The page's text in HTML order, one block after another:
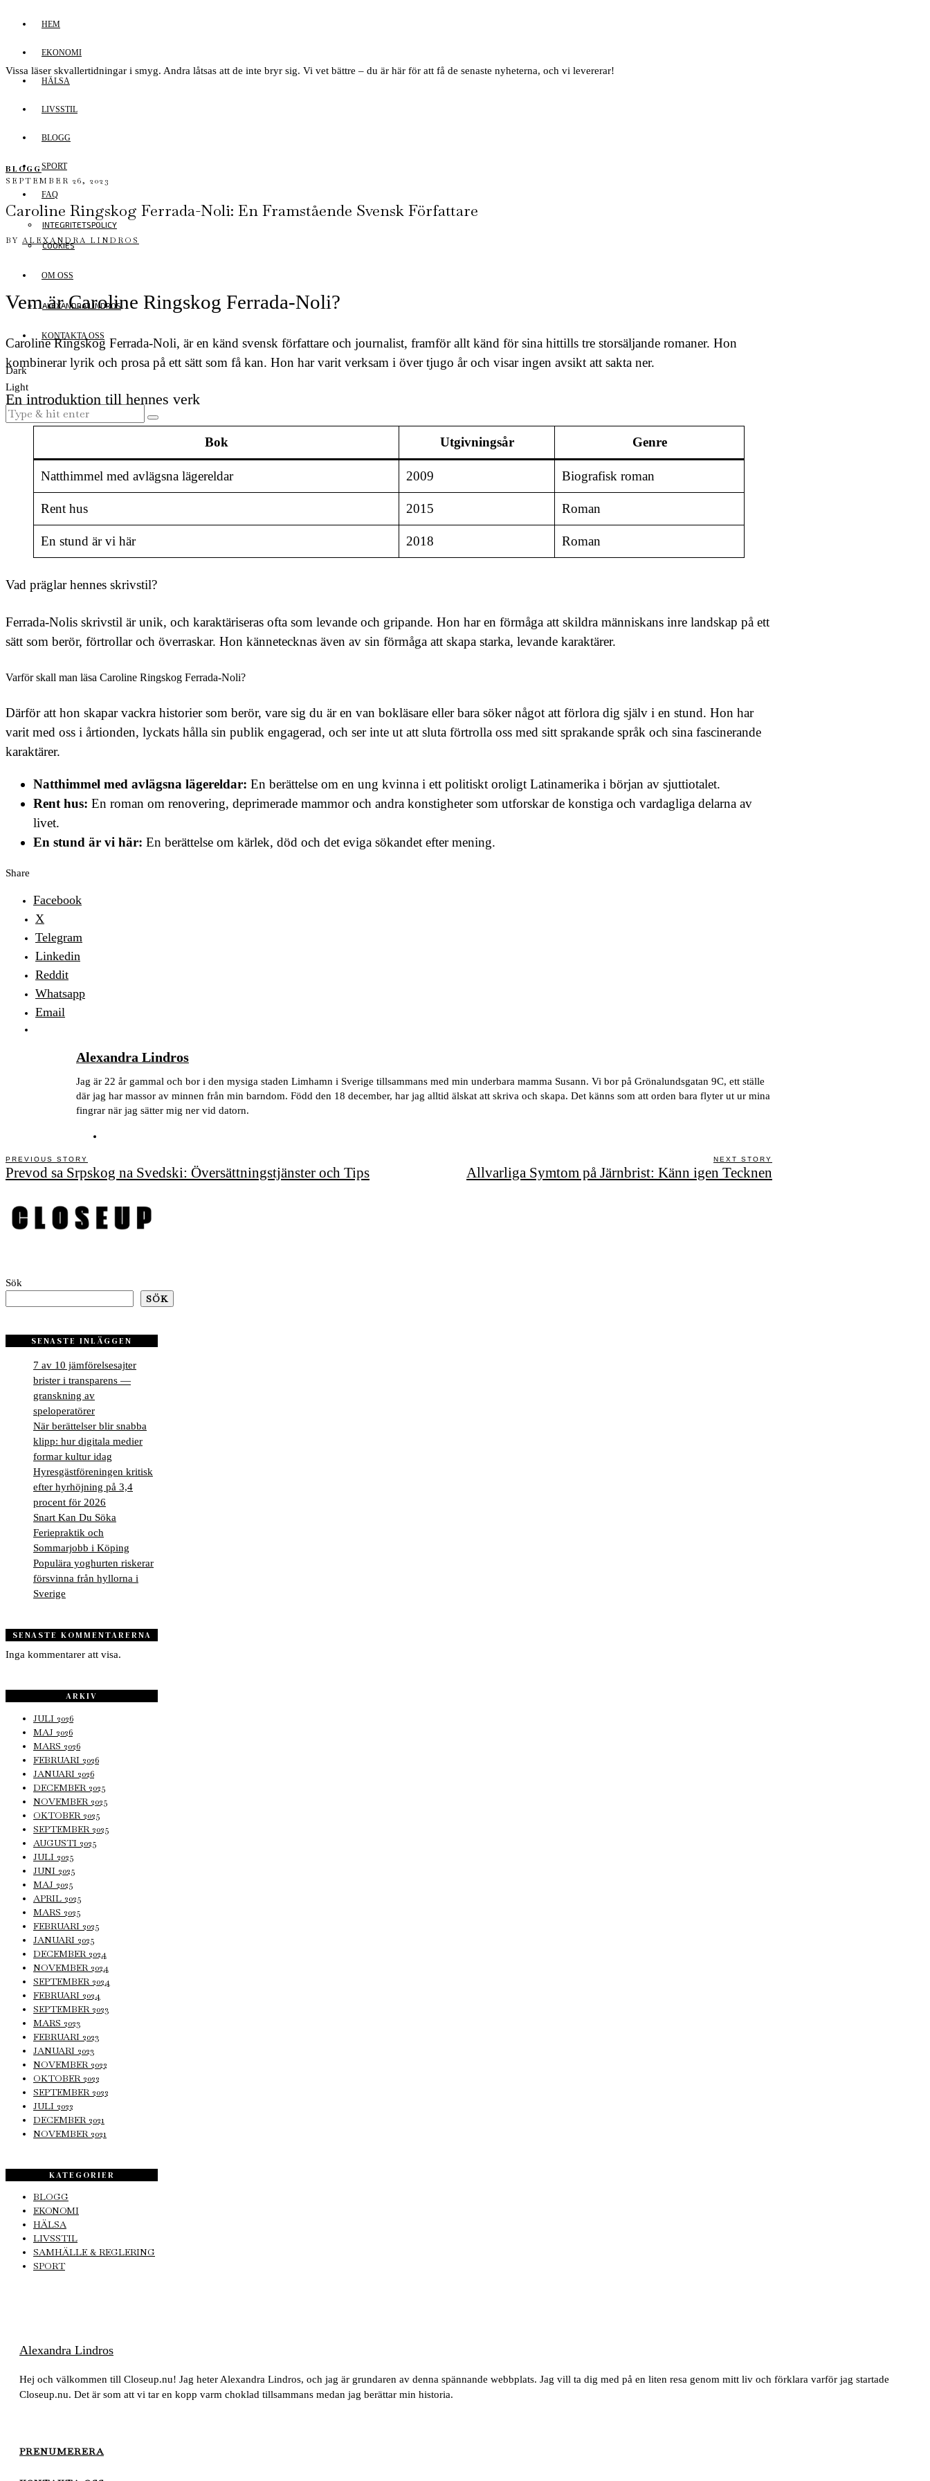
HEM
EKONOMI
HÄLSA
LIVSSTIL
BLOGG
SPORT
FAQ
INTEGRITETSPOLICY
COOKIES
OM OSS
ALEXANDRA LINDROS
KONTAKTA OSS
Dark
Light
Vissa läser skvallertidningar i smyg. Andra låtsas att de inte bryr sig. Vi vet bättre – du är här för att få de senaste nyheterna, och vi levererar!
BLOGG
SEPTEMBER 26, 2023
Caroline Ringskog Ferrada-Noli: En Framstående Svensk Författare
BY ALEXANDRA LINDROS
Vem är Caroline Ringskog Ferrada-Noli?
Caroline Ringskog Ferrada-Noli, är en känd svensk författare och journalist, framför allt känd för sina hittills tre storsäljande romaner. Hon
kombinerar lyrik och prosa på ett sätt som få kan. Hon har varit verksam i över tjugo år och visar ingen avsikt att sakta ner.
En introduktion till hennes verk
Bok Utgivningsår Genre
Natthimmel med avlägsna lägereldar 2009 Biografisk roman
Rent hus 2015 Roman
En stund är vi här 2018 Roman
Vad präglar hennes skrivstil?
Ferrada-Nolis skrivstil är unik, och karaktäriseras ofta som levande och gripande. Hon har en förmåga att skildra människans inre landskap på ett
sätt som berör, förtrollar och överraskar. Hon kännetecknas även av sin förmåga att skapa starka, levande karaktärer.
Varför skall man läsa Caroline Ringskog Ferrada-Noli?
Därför att hon skapar vackra historier som berör, vare sig du är en van bokläsare eller bara söker något att förlora dig själv i en stund. Hon har
varit med oss i årtionden, lyckats hålla sin publik engagerad, och ser inte ut att sluta förtrolla oss med sitt sprakande språk och sina fascinerande
karaktärer.
Natthimmel med avlägsna lägereldar: En berättelse om en ung kvinna i ett politiskt oroligt Latinamerika i början av sjuttiotalet.
Rent hus: En roman om renovering, deprimerade mammor och andra konstigheter som utforskar de konstiga och vardagliga delarna av
livet.
En stund är vi här: En berättelse om kärlek, död och det eviga sökandet efter mening.
Share
Facebook
X
Telegram
Linkedin
Reddit
Whatsapp
Email
Alexandra Lindros
Jag är 22 år gammal och bor i den mysiga staden Limhamn i Sverige tillsammans med min underbara mamma Susann. Vi bor på Grönalundsgatan 9C, ett ställe
där jag har massor av minnen från min barndom. Född den 18 december, har jag alltid älskat att skriva och skapa. Det känns som att orden bara flyter ut ur mina
fingrar när jag sätter mig ner vid datorn.
Inläggsnavigering
PREVIOUS STORY
Previous
Prevod sa Srpskog na Svedski: Översättningstjänster och Tips
NEXT STORY
Allvarliga Symtom på Järnbrist: Känn igen Tecknen
Sök
SÖK
SENASTE INLÄGGEN
7 av 10 jämförelsesajter
brister i transparens —
granskning av
speloperatörer
När berättelser blir snabba
klipp: hur digitala medier
formar kultur idag
Hyresgästföreningen kritisk
efter hyrhöjning på 3,4
procent för 2026
Snart Kan Du Söka
Feriepraktik och
Sommarjobb i Köping
Populära yoghurten riskerar
försvinna från hyllorna i
Sverige
SENASTE KOMMENTARERNA
Inga kommentarer att visa.
ARKIV
JULI 2026
MAJ 2026
MARS 2026
FEBRUARI 2026
JANUARI 2026
DECEMBER 2025
NOVEMBER 2025
OKTOBER 2025
SEPTEMBER 2025
AUGUSTI 2025
JULI 2025
JUNI 2025
MAJ 2025
APRIL 2025
MARS 2025
FEBRUARI 2025
JANUARI 2025
DECEMBER 2024
NOVEMBER 2024
SEPTEMBER 2024
FEBRUARI 2024
SEPTEMBER 2023
MARS 2023
FEBRUARI 2023
JANUARI 2023
NOVEMBER 2022
OKTOBER 2022
SEPTEMBER 2022
JULI 2022
DECEMBER 2021
NOVEMBER 2021
KATEGORIER
BLOGG
EKONOMI
HÄLSA
LIVSSTIL
SAMHÄLLE & REGLERING
SPORT
Alexandra Lindros
Hej och välkommen till Closeup.nu! Jag heter Alexandra Lindros, och jag är grundaren av denna spännande webbplats. Jag vill ta dig med på en liten resa genom mitt liv och förklara varför jag startade
Closeup.nu. Det är som att vi tar en kopp varm choklad tillsammans medan jag berättar min historia.
PRENUMERERA